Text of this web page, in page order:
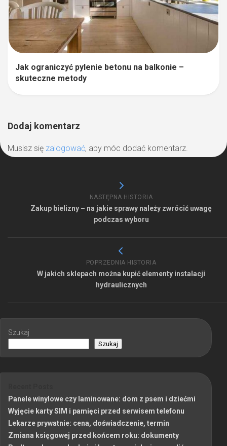
Jak ograniczyć pylenie betonu na balkonie –
skuteczne metody
Dodaj komentarz
Musisz się zalogować, aby móc dodać komentarz.
NASTĘPNA HISTORIA
Zakup bielizny – na jakie sprawy należy zwrócić uwagę
podczas wyboru
POPRZEDNIA HISTORIA
W jakich sklepach można kupić elementy instalacji
hydraulicznych
Szukaj
Szukaj
Panele winylowe czy laminowane: dom z psem i dziećmi
Wyjęcie karty SIM i pamięci przed serwisem telefonu
Lekarze prywatnie: cena, doświadczenie, termin
Zmiana księgowej przed końcem roku: dokumenty